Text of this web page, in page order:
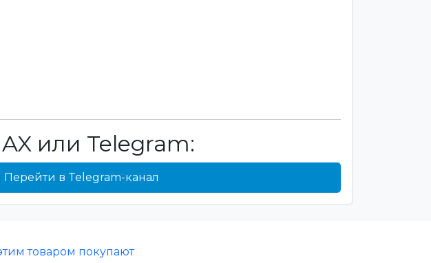
или Telegram:
Перейти в Telegram-канал
товаром покупают